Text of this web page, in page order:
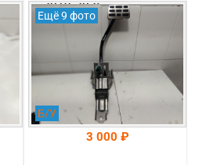
2019-2025
(32800L1110)
Ещё 9 фото
Б/У
3 000 ₽